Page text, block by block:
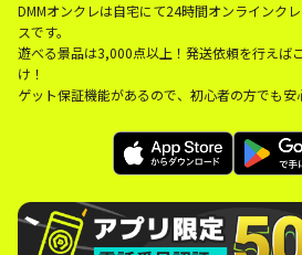
DMMオンクレは自宅にて24時間オンラインク
スです。
遊べる景品は3,000点以上！発送依頼を行えば
け！
ゲット保証機能があるので、初心者の方でも安